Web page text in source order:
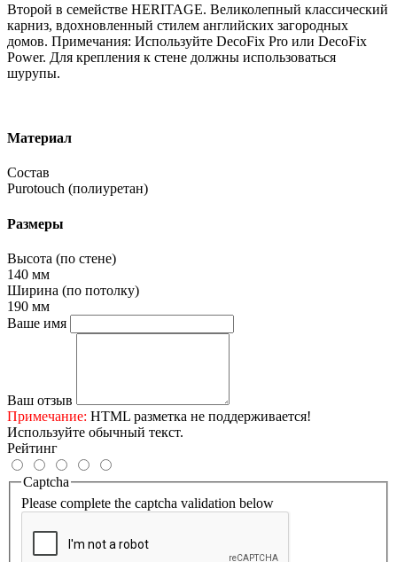
Второй в семействе HERITAGE. Великолепный классический
карниз, вдохновленный стилем английских загородных
домов. Примечания: Используйте DecoFix Pro или DecoFix
Power. Для крепления к стене должны использоваться
шурупы.
Материал
Состав
Purotouch (полиуретан)
Размеры
Высота (по стене)
140 мм
Ширина (по потолку)
190 мм
Ваше имя
Ваш отзыв
Примечание: HTML разметка не поддерживается!
Используйте обычный текст.
Рейтинг
Captcha
Please complete the captcha validation below